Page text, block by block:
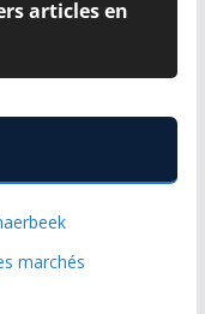
articles en
marchés